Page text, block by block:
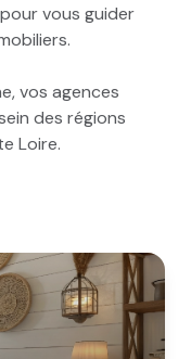
vous guider
vos agences
des régions
Loire.